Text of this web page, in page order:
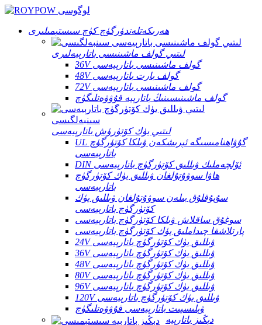
ھەرىكەتلەندۈرگۈچ كۈچ سىستېمىلىرى
لىتىي گولف ماشىنىسى باتارېيەلىرى
36V گولف ماشىنىسى باتارېيەسى
48V گولف بارت باتارېيەسى
72V گولف ماشىنىسى باتارېيەسى
گولف ماشىنىسىنىڭ باتارېيە قۇۋۋەتلىگۈچ
لىتىي يۈك كۆتۈرۈش باتارېيەسى
UL گۇۋاھنامىسىگە ئېرىشكەن ۋىلكا كۆتۈرگۈچ
باتارېيەسى
DIN ئۆلچەملىك ۋىللىق كۆتۈرگۈچ باتارېيەسى
ھاۋا سوۋۇتۇلغان ۋىللىق يۈك كۆتۈرگۈچ
باتارېيەسى
سۇيۇقلۇق بىلەن سوۋۇتۇلغان ۋىللىق يۈك
كۆتۈرگۈچ باتارېيەسى
سوغۇق ساقلاش ۋىلكا كۆتۈرگۈچ باتارېيەسى
پارتلاشقا چىداملىق يۈك كۆتۈرگۈچ باتارېيەسى
24V ۋىللىق يۈك كۆتۈرگۈچ باتارېيەسى
36V ۋىللىق يۈك كۆتۈرگۈچ باتارېيەسى
48V ۋىللىق يۈك كۆتۈرگۈچ باتارېيەسى
80V ۋىللىق يۈك كۆتۈرگۈچ باتارېيەسى
96V ۋىللىق يۈك كۆتۈرگۈچ باتارېيەسى
120V ۋىللىق يۈك كۆتۈرگۈچ باتارېيەسى
ۋېلىسپىت باتارېيەسى قۇۋۋەتلىگۈچ
دېڭىز باتارېيە